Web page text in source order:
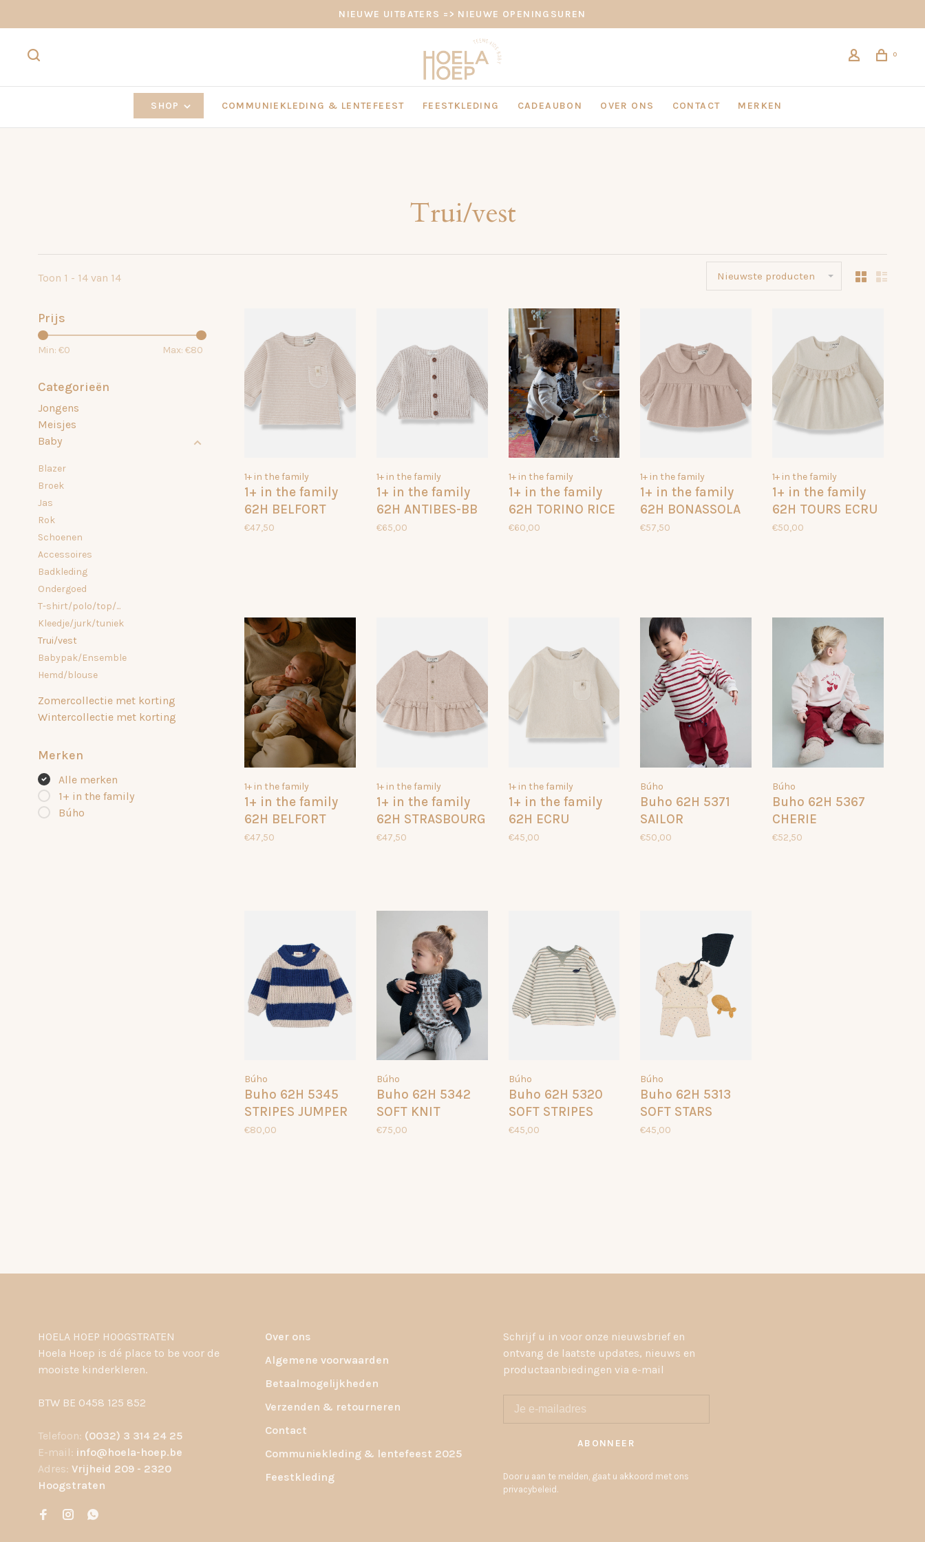
NIEUWE UITBATERS => NIEUWE OPENINGSUREN
0
SHOP COMMUNIEKLEDING & LENTEFEEST FEESTKLEDING CADEAUBON OVER ONS CONTACT MERKEN
Trui/vest
Toon 1 - 14 van 14 Nieuwste producten
Prijs
Min: €0 Max: €80
Categorieën
Jongens
Meisjes
Baby
Blazer
Broek
Jas
Rok
Schoenen
Accessoires
Badkleding
Ondergoed
T-shirt/polo/top/...
Kleedje/jurk/tuniek
Trui/vest
Babypak/Ensemble
Hemd/blouse
Zomercollectie met korting
Wintercollectie met korting
Merken
Alle merken
1+ in the family
Búho
1+ in the family
1+ in the family
62H BELFORT
BEIGE 033
€47,50
1+ in the family
1+ in the family
62H ANTIBES-BB
RICE
€65,00
1+ in the family
1+ in the family
62H TORINO RICE
159
€60,00
1+ in the family
1+ in the family
62H BONASSOLA
NUDE 135
€57,50
1+ in the family
1+ in the family
62H TOURS ECRU
059
€50,00
1+ in the family
1+ in the family
62H BELFORT
CIEL 033
€47,50
1+ in the family
1+ in the family
62H STRASBOURG
€47,50
1+ in the family
1+ in the family
62H ECRU
BRANTES
€45,00
Búho
Buho 62H 5371
SAILOR
SWEATSHIRT
€50,00
Búho
Buho 62H 5367
CHERIE
SWEATSHIRT
€52,50
Búho
Buho 62H 5345
STRIPES JUMPER
MARINE
€80,00
Búho
Buho 62H 5342
SOFT KNIT
CARDIGAN WHALE
€75,00
Búho
Buho 62H 5320
SOFT STRIPES
SWEATSHIRT
€45,00
Búho
Buho 62H 5313
SOFT STARS
SWEATSHIRT
€45,00
HOELA HOEP HOOGSTRATEN
Hoela Hoep is dé place to be voor de
mooiste kinderkleren.
BTW BE 0458 125 852
Telefoon: (0032) 3 314 24 25
E-mail: info@hoela-hoep.be
Adres: Vrijheid 209 - 2320
Hoogstraten
Over ons
Algemene voorwaarden
Betaalmogelijkheden
Verzenden & retourneren
Contact
Communiekleding & lentefeest 2025
Feestkleding
Schrijf u in voor onze nieuwsbrief en
ontvang de laatste updates, nieuws en
productaanbiedingen via e-mail
ABONNEER
Door u aan te melden, gaat u akkoord met ons
privacybeleid.